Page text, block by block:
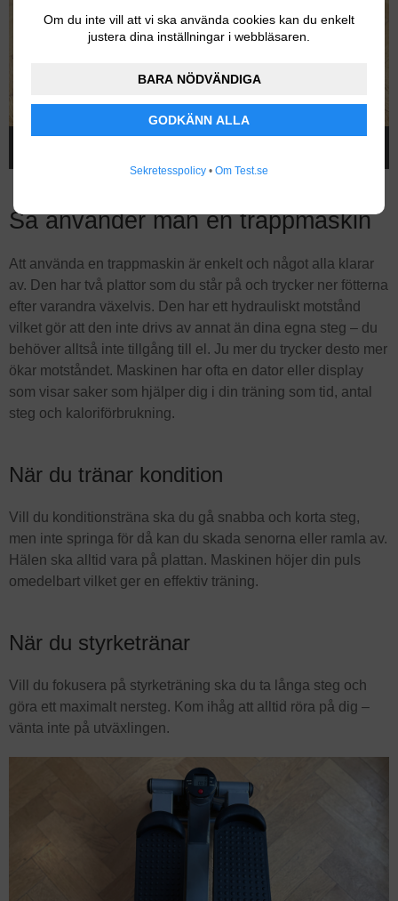
Om du inte vill att vi ska använda cookies kan du enkelt
justera dina inställningar i webbläsaren.
BARA NÖDVÄNDIGA
GODKÄNN ALLA
Sekretesspolicy • Om Test.se
Här har Test.se testat Abilica MiniStep 2.0, en prisvärd trappmaskin med
Så använder man en trappmaskin
Att använda en trappmaskin är enkelt och något alla klarar
av. Den har två plattor som du står på och trycker ner fötterna
efter varandra växelvis. Den har ett hydrauliskt motstånd
vilket gör att den inte drivs av annat än dina egna steg – du
behöver alltså inte tillgång till el. Ju mer du trycker desto mer
ökar motståndet. Maskinen har ofta en dator eller display
som visar saker som hjälper dig i din träning som tid, antal
steg och kaloriförbrukning.
När du tränar kondition
Vill du konditionsträna ska du gå snabba och korta steg,
men inte springa för då kan du skada senorna eller ramla av.
Hälen ska alltid vara på plattan. Maskinen höjer din puls
omedelbart vilket ger en effektiv träning.
När du styrketränar
Vill du fokusera på styrketräning ska du ta långa steg och
göra ett maximalt nersteg. Kom ihåg att alltid röra på dig –
vänta inte på utväxlingen.